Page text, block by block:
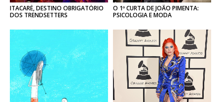
ITACARÉ, DESTINO OBRIGATÓRIO
DOS TRENDSETTERS
O 1º CURTA DE JOÃO PIMENTA:
PSICOLOGIA E MODA